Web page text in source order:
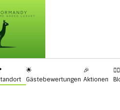
🌟
Gästebewertungen
🎉
Aktionen